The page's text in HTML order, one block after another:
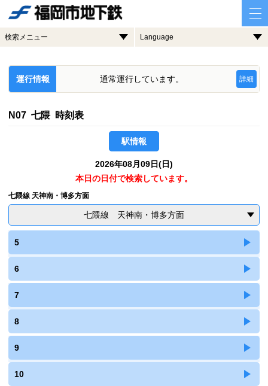
検索メニュー Language
運行情報 通常運行しています。 詳細
N07 七隈 時刻表
駅情報
2026年08月09日(日)
本日の日付で検索しています。
七隈線 天神南・博多方面
七隈線 天神南・博多方面
5
6
7
8
9
10